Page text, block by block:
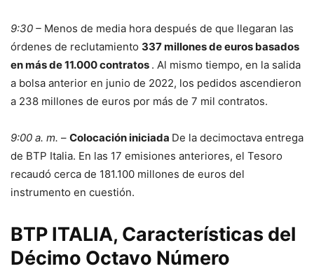
9:30 – Menos de media hora después de que llegaran las
órdenes de reclutamiento 337 millones de euros basados ​​
en más de 11.000 contratos . Al mismo tiempo, en la salida
a bolsa anterior en junio de 2022, los pedidos ascendieron
a 238 millones de euros por más de 7 mil contratos.
9:00 a. m. – Colocación iniciada De la decimoctava entrega
de BTP Italia. En las 17 emisiones anteriores, el Tesoro
recaudó cerca de 181.100 millones de euros del
instrumento en cuestión.
BTP ITALIA, Características del
Décimo Octavo Número